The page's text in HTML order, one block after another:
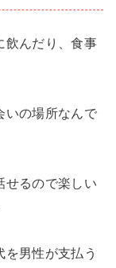
飲んだり、食事
いの場所なんで
せるので楽しい
を男性が支払う